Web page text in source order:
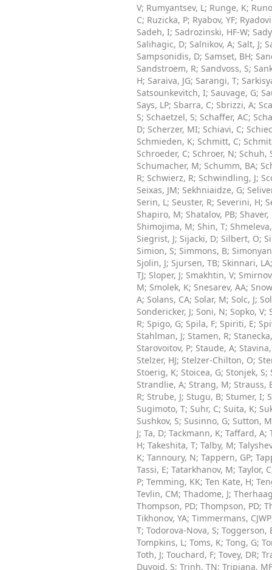
V; Rumyantsev, L; Runge, K;
C; Ruzicka, P; Ryabov, YF;
Sadeh, I; Sadrozinski, HF-W;
Salihagic, D; Salnikov, A; Salt, J;
Sampsonidis, D; Samset, BH;
Sandstroem, R; Sandvoss, S;
H; Saraiva, JG; Sarangi, T;
Satsounkevitch, I; Sauvage, G;
Says, LP; Sbarra, C; Sbrizzi, A;
S; Schaetzel, S; Schaffer, AC;
D; Scherzer, MI; Schiavi, C;
Schmieden, K; Schmitt, C;
Schroeder, C; Schroer, N; Schuh,
Schumacher, M; Schumm, BA;
R; Schwierz, R; Schwindling, J;
Seixas, JM; Sekhniaidze, G;
Serin, L; Seuster, R; Severini, H;
Shapiro, M; Shatalov, PB; Shaver,
Shimojima, M; Shin, T;
Siegrist, J; Sijacki, D; Silbert, O;
Simion, S; Simmons, B;
Sjolin, J; Sjursen, TB; Skinnari, LA
TJ; Sloper, J; Smakhtin, V;
M; Smolek, K; Snesarev, AA;
A; Solans, CA; Solar, M; Solc, J;
Sondericker, J; Soni, N; Sopko, V;
R; Spigo, G; Spila, F; Spiriti, E;
Stahlman, J; Stamen, R;
Starovoitov, P; Staude, A;
Stelzer, HJ; Stelzer-Chilton, O;
Stoerig, K; Stoicea, G; Stonjek, S;
Strandlie, A; Strang, M; Strauss,
R; Strube, J; Stugu, B; Stumer, I;
Sugimoto, T; Suhr, C; Suita, K;
Sushkov, S; Susinno, G; Sutton,
J; Ta, D; Tackmann, K; Taffard, A;
H; Takeshita, T; Talby, M;
K; Tannoury, N; Tappern, GP;
Tassi, E; Tatarkhanov, M; Taylor, C
P; Temming, KK; Ten Kate, H;
Tevlin, CM; Thadome, J;
Thompson, PD; Thompson, PD;
Tikhonov, YA; Timmermans, CJWP
T; Todorova-Nova, S; Toggerson,
Tompkins, L; Toms, K; Tong, G;
Toth, J; Touchard, F; Tovey, DR;
Duvoid, S; Trinh, TN; Tripiana, MF